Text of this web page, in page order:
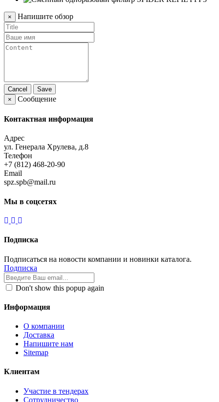
× Напишите обзор
Cancel
Save
×
Сообщение
Контактная информация
Адрес
ул. Генерала Хрулева, д.8
Телефон
+7 (812) 468-20-90
Email
spz.spb@mail.ru
Мы в соцсетях
Подписка
Подписаться на новости компании и новинки каталога.
Подписка
Don't show this popup again
Информация
О компании
Доставка
Напишите нам
Sitemap
Клиентам
Участие в тендерах
Сотрудничество